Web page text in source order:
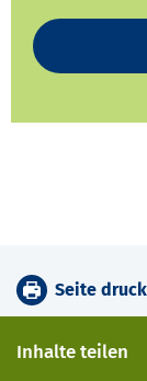
Seite
Inhalte teilen